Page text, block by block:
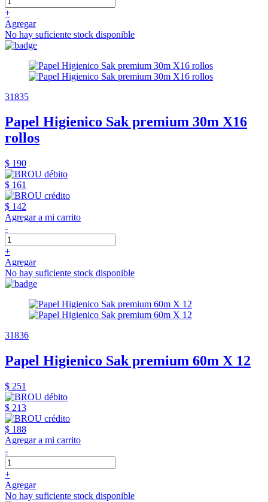
+
Agregar
No hay suficiente stock disponible
31835
Papel Higienico Sak premium 30m X16
rollos
$ 190
$ 161
$ 142
Agregar a mi carrito
-
+
Agregar
No hay suficiente stock disponible
31836
Papel Higienico Sak premium 60m X 12
$ 251
$ 213
$ 188
Agregar a mi carrito
-
+
Agregar
No hay suficiente stock disponible